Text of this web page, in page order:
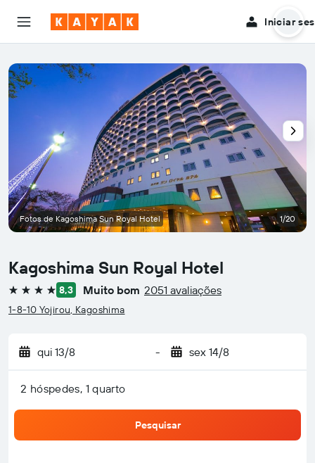
Iniciar
Kagoshima Sun Royal Hotel
4 estrelas 8,3 Muito bom 2051 avaliações
1-8-10 Yojirou, Kagoshima
qui 13/8 - sex 14/8
2 hóspedes, 1 quarto
Pesquisar
Fotos de Kagoshima Sun Royal Hotel 1/20